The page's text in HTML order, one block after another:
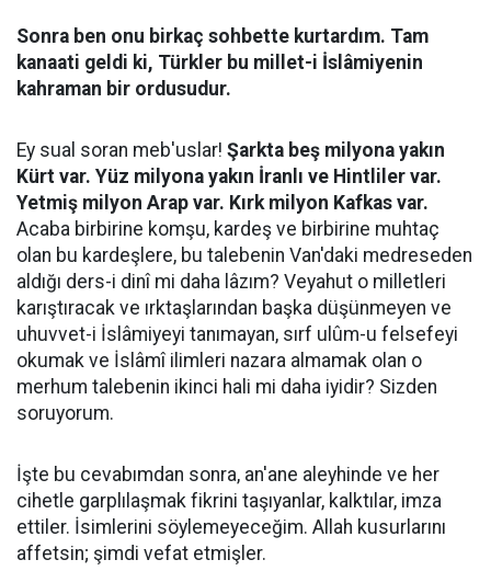
Sonra ben onu birkaç sohbette kurtardım. Tam
kanaati geldi ki, Türkler bu millet-i İslâmiyenin
kahraman bir ordusudur.
Ey sual soran meb'uslar! Şarkta beş milyona yakın
Kürt var. Yüz milyona yakın İranlı ve Hintliler var.
Yetmiş milyon Arap var. Kırk milyon Kafkas var.
Acaba birbirine komşu, kardeş ve birbirine muhtaç
olan bu kardeşlere, bu talebenin Van'daki medreseden
aldığı ders-i dinî mi daha lâzım? Veyahut o milletleri
karıştıracak ve ırktaşlarından başka düşünmeyen ve
uhuvvet-i İslâmiyeyi tanımayan, sırf ulûm-u felsefeyi
okumak ve İslâmî ilimleri nazara almamak olan o
merhum talebenin ikinci hali mi daha iyidir? Sizden
soruyorum.
İşte bu cevabımdan sonra, an'ane aleyhinde ve her
cihetle garplılaşmak fikrini taşıyanlar, kalktılar, imza
ettiler. İsimlerini söylemeyeceğim. Allah kusurlarını
affetsin; şimdi vefat etmişler.